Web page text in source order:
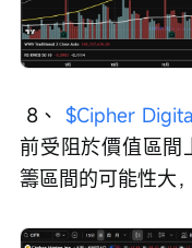
8、 $Cipher
前受阻於價值區間
籌區間的可能性大